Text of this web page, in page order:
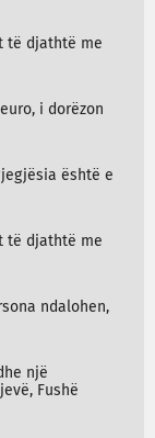
të djathtë me
i dorëzon
është e
të djathtë me
ndalohen,
një
Fushë